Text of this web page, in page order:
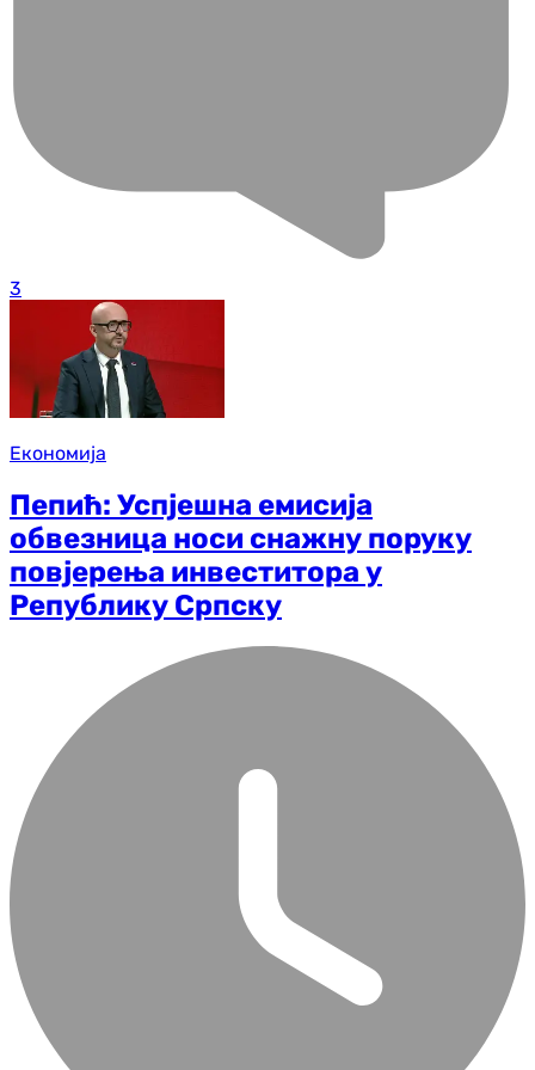
3
Економија
Пепић: Успјешна емисија
обвезница носи снажну поруку
повјерења инвеститора у
Републику Српску